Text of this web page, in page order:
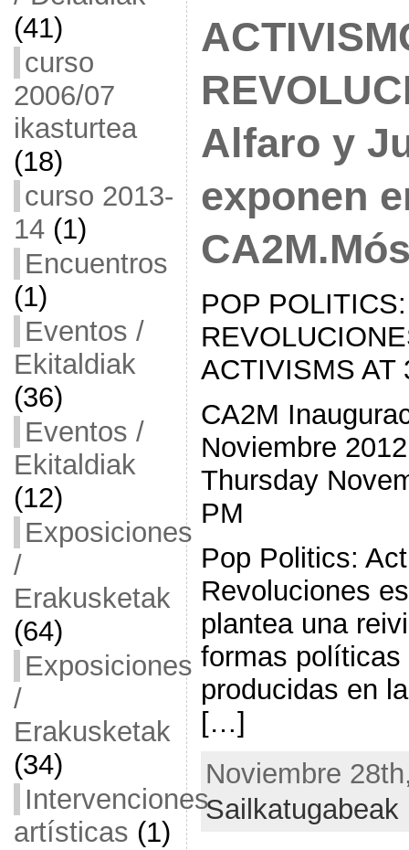
(41)
curso
2006/07
ikasturtea
(18)
curso 2013-
14(1)
Encuentros
(1)
Eventos /
Ekitaldiak
(36)
Eventos /
Ekitaldiak
(12)
Exposiciones
/
Erakusketak
(64)
Exposiciones
/
Erakusketak
(34)
Intervenciones
artísticas (1)
Alfaro y
exponen
POP
ACTIVISMS AT
CA2M
Noviembre
Thursday
PM
Pop Politics:
Revoluciones
plantea una
formas
producidas en
[…]
Noviembre
Sailkatugabeak